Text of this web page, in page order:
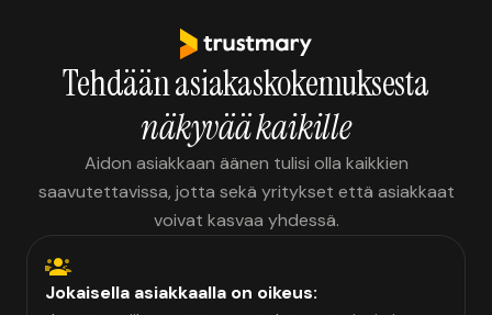
Tehdään asiakaskokemuksesta
näkyvää kaikille
Aidon asiakkaan äänen tulisi olla kaikkien
saavutettavissa, jotta sekä yritykset että asiakkaat
voivat kasvaa yhdessä.
Jokaisella asiakkaalla on oikeus: